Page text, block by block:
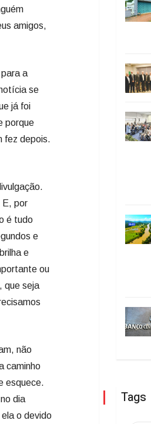
amigos,
a
se
já foi
porque
fez depois.
E, por
é tudo
e
e
ou
que seja
não
caminho
esquece.
dia
o devido
Tags